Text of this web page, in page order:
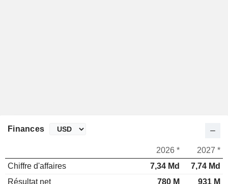
Finances
2026 *
2027 *
Chiffre d'affaires
7,34 Md
7,74 Md
Résultat net
780 M
931 M